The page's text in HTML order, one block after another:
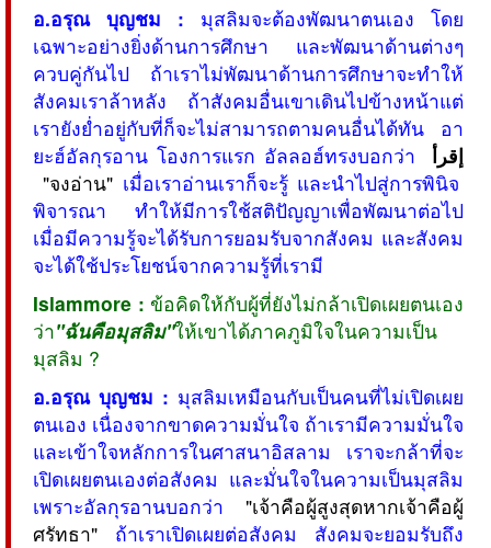
อ.อรุณ บุญชม : มุสลิมจะต้องพัฒนาตนเอง โดย
เฉพาะอย่างยิ่งด้านการศึกษา และพัฒนาด้านต่างๆ
ควบคู่กันไป ถ้าเราไม่พัฒนาด้านการศึกษาจะทำให้
สังคมเราล้าหลัง ถ้าสังคมอื่นเขาเดินไปข้างหน้าแต่
เรายังย่ำอยู่กับที่ก็จะไม่สามารถตามคนอื่นได้ทัน อา
ยะฮ์อัลกุรอาน โองการแรก อัลลอฮ์ทรงบอกว่า
إقرأ
"จงอ่าน"เมื่อเราอ่านเราก็จะรู้ และนำไปสู่การพินิจ
พิจารณา ทำให้มีการใช้สติปัญญาเพื่อพัฒนาต่อไป
เมื่อมีความรู้จะได้รับการยอมรับจากสังคม และสังคม
จะได้ใช้ประโยชน์จากความรู้ที่เรามี
Islammore : ข้อคิดให้กับผู้ที่ยังไม่กล้าเปิดเผยตนเอง
ว่า"ฉันคือมุสลิม"ให้เขาได้ภาคภูมิใจในความเป็น
มุสลิม ?
อ.อรุณ บุญชม : มุสลิมเหมือนกับเป็นคนที่ไม่เปิดเผย
ตนเอง เนื่องจากขาดความมั่นใจ ถ้าเรามีความมั่นใจ
และเข้าใจหลักการในศาสนาอิสลาม เราจะกล้าที่จะ
เปิดเผยตนเองต่อสังคม และมั่นใจในความเป็นมุสลิม
เพราะอัลกุรอานบอกว่า "เจ้าคือผู้สูงสุดหากเจ้าคือผู้
ศรัทธา" ถ้าเราเปิดเผยต่อสังคม สังคมจะยอมรับถึง